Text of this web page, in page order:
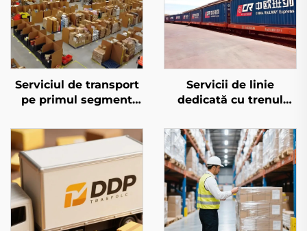
Serviciul de transport
pe primul segment
Servicii de linie
dedicată cu trenul
Airways